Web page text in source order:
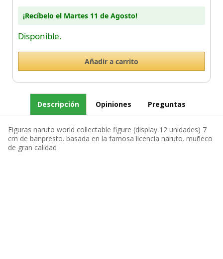
¡Recíbelo el Martes 11 de Agosto!
Disponible.
Descripción Opiniones Preguntas
Figuras naruto world collectable figure (display 12 unidades) 7
cm de banpresto. basada en la famosa licencia naruto. muñeco
de gran calidad